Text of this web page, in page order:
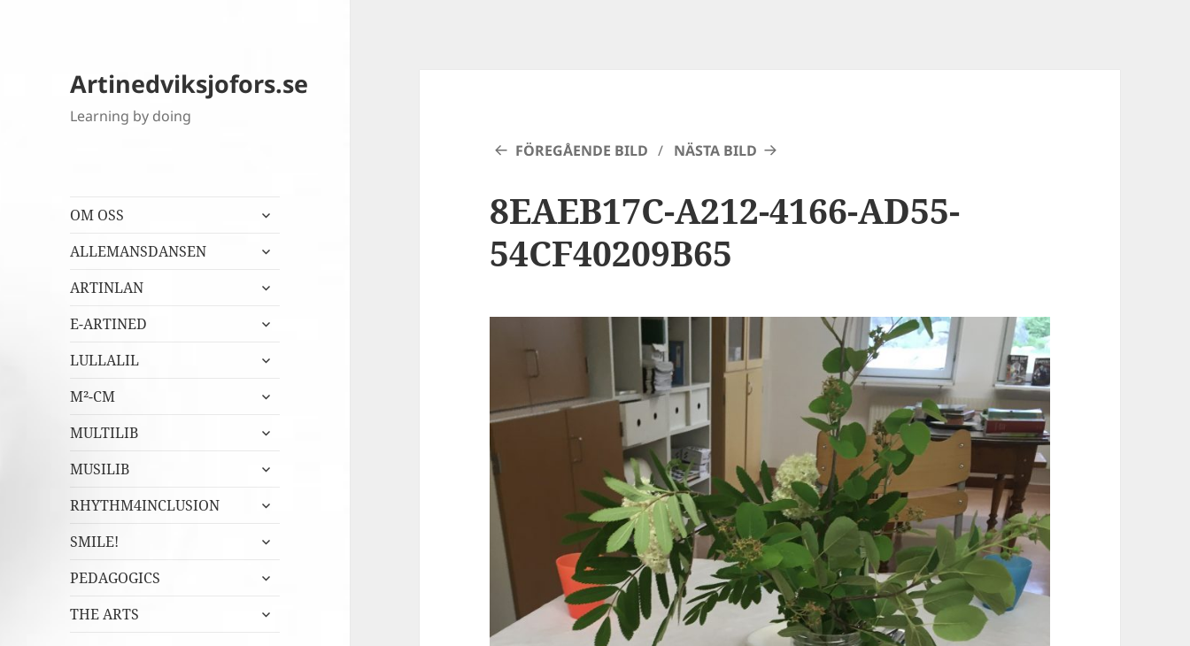
Artinedviksjofors.se
Learning by doing
OM OSS
expandera
ALLEMANSDANSEN
expandera
ARTINLAN
expandera
E-ARTINED
expandera
LULLALIL
expandera
M²-CM
expandera
MULTILIB
expandera
MUSILIB
expandera
RHYTHM4INCLUSION
expandera
SMILE!
expandera
PEDAGOGICS
expandera
THE ARTS
expandera
FÖREGÅENDE BILD NÄSTA BILD
8EAEB17C-A212-4166-AD55-
54CF40209B65